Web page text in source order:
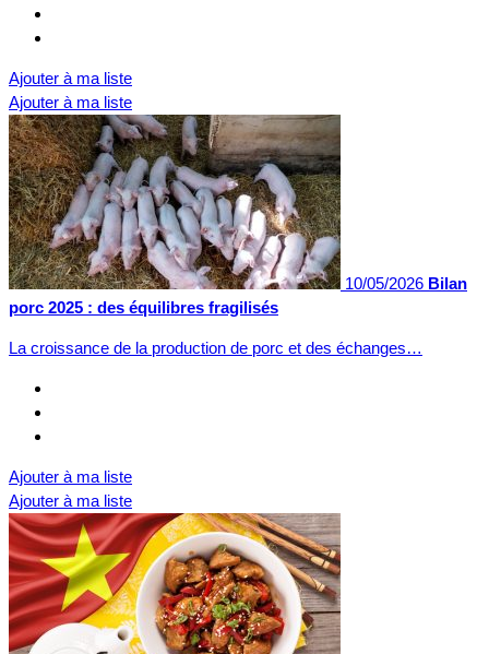
Ajouter à ma liste
Ajouter à ma liste
10/05/2026 Bilan
porc 2025 : des équilibres fragilisés
La croissance de la production de porc et des échanges…
Ajouter à ma liste
Ajouter à ma liste